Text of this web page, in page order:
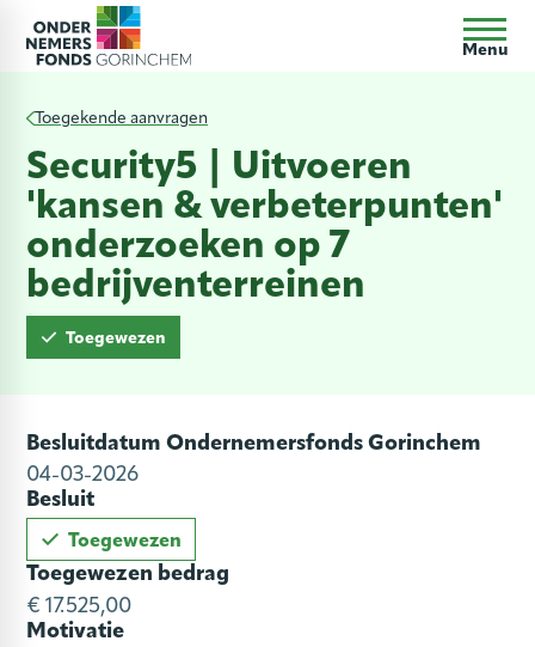
Menu
Toegekende aanvragen
Security5 | Uitvoeren
'kansen & verbeterpunten'
onderzoeken op 7
bedrijventerreinen
Toegewezen
Besluitdatum Ondernemersfonds Gorinchem
04-03-2026
Besluit
Toegewezen
Toegewezen bedrag
€ 17.525,00
Motivatie